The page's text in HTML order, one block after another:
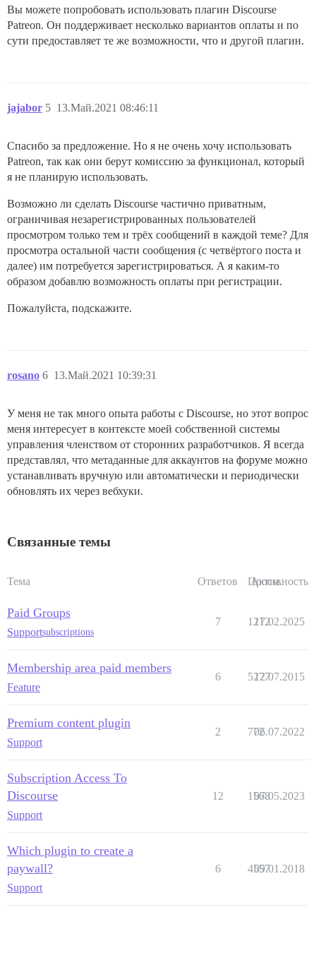
Вы можете попробовать использовать плагин Discourse
Patreon. Он поддерживает несколько вариантов оплаты и по
сути предоставляет те же возможности, что и другой плагин.
jajabor 13.Май.2021 08:46:11
5
Спасибо за предложение. Но я не очень хочу использовать
Patreon, так как они берут комиссию за функционал, который
я не планирую использовать.
Возможно ли сделать Discourse частично приватным,
ограничивая незарегистрированных пользователей
просмотром только тем и трёх сообщений в каждой теме? Для
просмотра остальной части сообщения (с четвёртого поста и
далее) им потребуется зарегистрироваться. А я каким-то
образом добавлю возможность оплаты при регистрации.
Пожалуйста, подскажите.
rosano 13.Май.2021 10:39:31
6
У меня не так много опыта работы с Discourse, но этот вопрос
меня интересует в контексте моей собственной системы
управления членством от сторонних разработчиков. Я всегда
представлял, что метаданные для аккаунтов на форуме можно
устанавливать вручную или автоматически и периодически
обновлять их через вебхуки.
Связанные темы
Тема Ответов Просм.
Активность
Paid Groups
Supportsubscriptions
7 1212
17.02.2025
Membership area paid members
Feature
6 5277
12.07.2015
Premium content plugin
Support
2 772
06.07.2022
Subscription Access To
Discourse
Support
12 1568
07.05.2023
Which plugin to create a
paywall?
Support
6 4557
09.01.2018